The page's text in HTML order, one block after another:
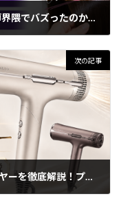
なぜアリミノ「クオライン」は美容師界隈でバズったのか？特徴・使い方・人気ミックスレシピを徹底解説
次の記事
KINUJO新作シルクプレミアムドライヤーを徹底解説！プロモデルとの違いも紹介